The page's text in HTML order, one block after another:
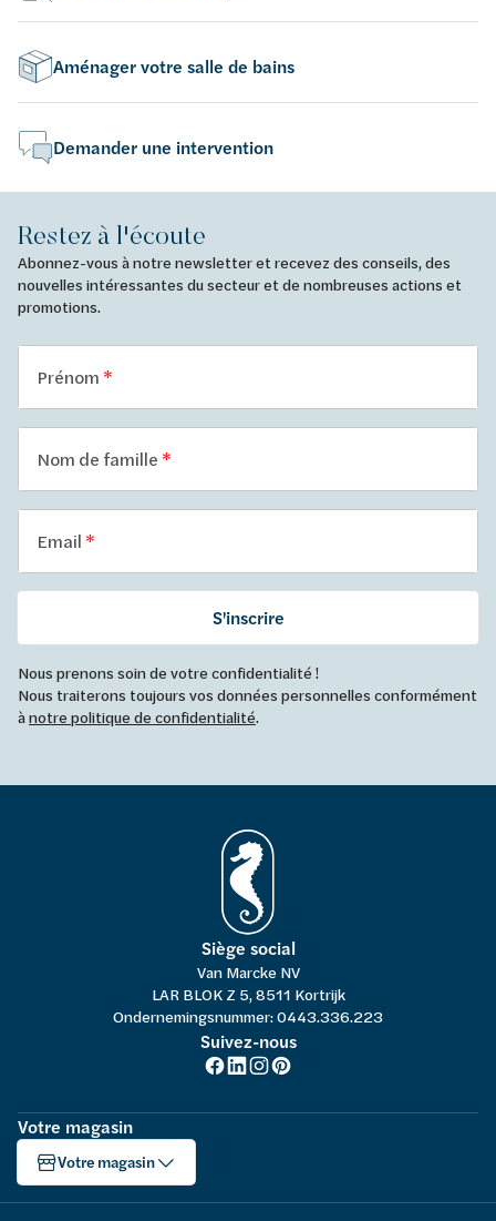
Aménager votre salle de bains
Demander une intervention
Restez à l'écoute
Abonnez-vous à notre newsletter et recevez des conseils, des
nouvelles intéressantes du secteur et de nombreuses actions et
promotions.
Prénom
Nom de famille
Email
S'inscrire
Nous prenons soin de votre confidentialité !
Nous traiterons toujours vos données personnelles conformément
ànotre politique de confidentialité.
Siège social
Van Marcke NV
LAR BLOK Z 5, 8511 Kortrijk
Ondernemingsnummer: 0443.336.223
Suivez-nous
Votre magasin
Votre magasin